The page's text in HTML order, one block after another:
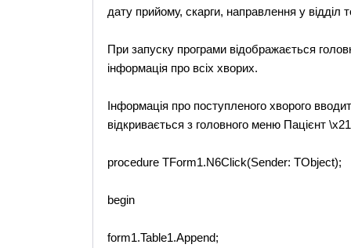
дату прийому, скарги, направлення у відділ
При запуску програми відображається
інформація про всіх хворих.
Інформація про поступленого хворого
відкривається з головного меню Пацієнт
procedure TForm1.N6Click(Sender: TObject);
begin
form1.Table1.Append;